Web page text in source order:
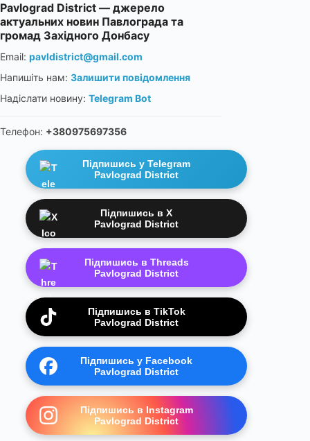
Pavlograd District — джерело
актуальних новин Павлограда та
громад Західного Донбасу
Email: pavldistrict@gmail.com
Напишіть нам: Залишити повідомлення
Надіслати новину: Telegram Bot
Телефон: +380975697356
Підпишись у Telegram
Pavlograd District
Підпишись в X
Pavlograd District
Підпишись в Threads
Pavlograd District
Підпишись в TikTok
Pavlograd District
Підпишись у Facebook
Pavlograd District
Підпишись в Instagram
Pavlograd District